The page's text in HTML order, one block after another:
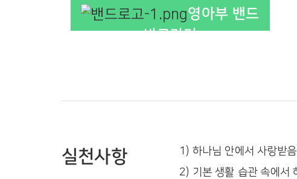
영아부 밴드
바로가기
실천사항
1) 하나님 안에서 사랑받
2) 기본 생활 습관 속에서